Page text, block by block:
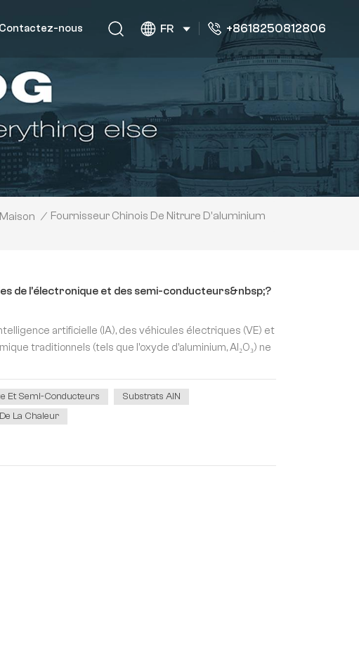
Contactez-nous FR +8618250812806
Maison / Fournisseur Chinois De Nitrure D'aluminium
de l’électronique et des semi-conducteurs&nbsp;?
artificielle (IA), des véhicules électriques (VE) et
traditionnels (tels que l'oxyde d'aluminium, Al₂O₃) ne
Et Semi-Conducteurs
Substrats AlN
La Chaleur